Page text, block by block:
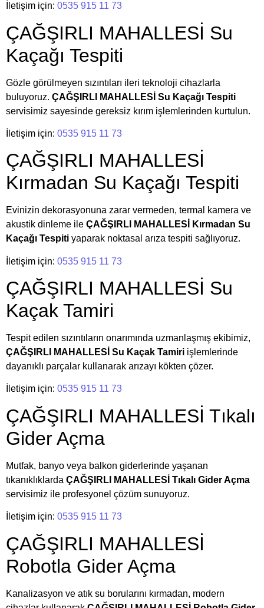
İletişim için: 0535 915 11 73
ÇAĞŞIRLI MAHALLESİ Su
Kaçağı Tespiti
Gözle görülmeyen sızıntıları ileri teknoloji cihazlarla
buluyoruz. ÇAĞŞIRLI MAHALLESİ Su Kaçağı Tespiti
servisimiz sayesinde gereksiz kırım işlemlerinden kurtulun.
İletişim için: 0535 915 11 73
ÇAĞŞIRLI MAHALLESİ
Kırmadan Su Kaçağı Tespiti
Evinizin dekorasyonuna zarar vermeden, termal kamera ve
akustik dinleme ile ÇAĞŞIRLI MAHALLESİ Kırmadan Su
Kaçağı Tespiti yaparak noktasal arıza tespiti sağlıyoruz.
İletişim için: 0535 915 11 73
ÇAĞŞIRLI MAHALLESİ Su
Kaçak Tamiri
Tespit edilen sızıntıların onarımında uzmanlaşmış ekibimiz,
ÇAĞŞIRLI MAHALLESİ Su Kaçak Tamiri işlemlerinde
dayanıklı parçalar kullanarak arızayı kökten çözer.
İletişim için: 0535 915 11 73
ÇAĞŞIRLI MAHALLESİ Tıkalı
Gider Açma
Mutfak, banyo veya balkon giderlerinde yaşanan
tıkanıklıklarda ÇAĞŞIRLI MAHALLESİ Tıkalı Gider Açma
servisimiz ile profesyonel çözüm sunuyoruz.
İletişim için: 0535 915 11 73
ÇAĞŞIRLI MAHALLESİ
Robotla Gider Açma
Kanalizasyon ve atık su borularını kırmadan, modern